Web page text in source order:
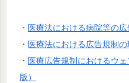
・ 医療法における病院等の
・ 医療法における広告規制の
・ 医療広告規制におけるウ
版）